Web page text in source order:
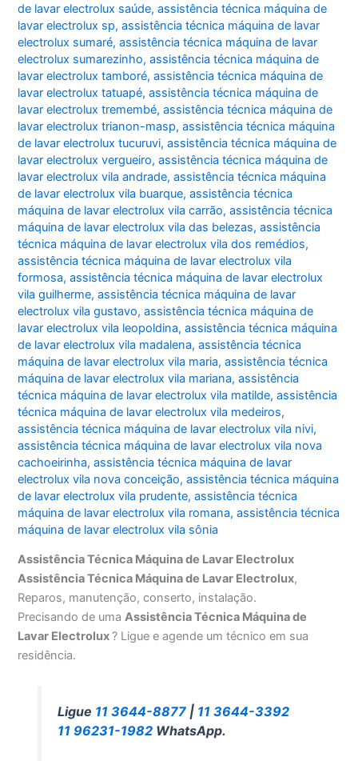
de lavar electrolux saúde,assistência técnica máquina de
lavar electrolux sp,assistência técnica máquina de lavar
electrolux sumaré,assistência técnica máquina de lavar
electrolux sumarezinho,assistência técnica máquina de
lavar electrolux tamboré,assistência técnica máquina de
lavar electrolux tatuapé,assistência técnica máquina de
lavar electrolux tremembé,assistência técnica máquina de
lavar electrolux trianon-masp,assistência técnica máquina
de lavar electrolux tucuruvi,assistência técnica máquina de
lavar electrolux vergueiro,assistência técnica máquina de
lavar electrolux vila andrade,assistência técnica máquina
de lavar electrolux vila buarque,assistência técnica
máquina de lavar electrolux vila carrão,assistência técnica
máquina de lavar electrolux vila das belezas,assistência
técnica máquina de lavar electrolux vila dos remédios,
assistência técnica máquina de lavar electrolux vila
formosa,assistência técnica máquina de lavar electrolux
vila guilherme,assistência técnica máquina de lavar
electrolux vila gustavo,assistência técnica máquina de
lavar electrolux vila leopoldina,assistência técnica máquina
de lavar electrolux vila madalena,assistência técnica
máquina de lavar electrolux vila maria,assistência técnica
máquina de lavar electrolux vila mariana,assistência
técnica máquina de lavar electrolux vila matilde,assistência
técnica máquina de lavar electrolux vila medeiros,
assistência técnica máquina de lavar electrolux vila nivi,
assistência técnica máquina de lavar electrolux vila nova
cachoeirinha,assistência técnica máquina de lavar
electrolux vila nova conceição,assistência técnica máquina
de lavar electrolux vila prudente,assistência técnica
máquina de lavar electrolux vila romana,assistência técnica
máquina de lavar electrolux vila sônia
Assistência Técnica Máquina de Lavar Electrolux
Assistência Técnica Máquina de Lavar Electrolux,
Reparos, manutenção, conserto, instalação.
Precisando de umaAssistência Técnica Máquina de
Lavar Electrolux? Ligue e agende um técnico em sua
residência.
Ligue 11 3644-8877| 11 3644-3392
11 96231-1982WhatsApp.